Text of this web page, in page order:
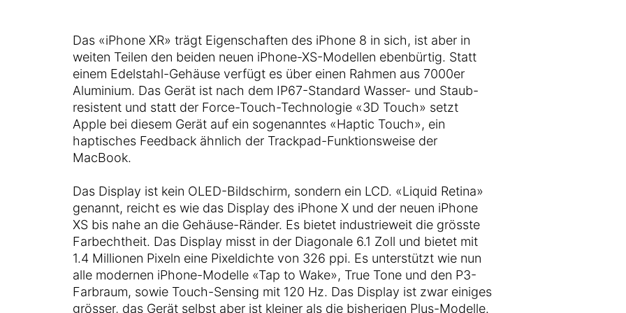
Das «iPhone XR» trägt Eigenschaften des iPhone 8 in sich, ist aber in
weiten Teilen den beiden neuen iPhone-XS-Modellen ebenbürtig. Statt
einem Edelstahl-Gehäuse verfügt es über einen Rahmen aus 7000er
Aluminium. Das Gerät ist nach dem IP67-Standard Wasser- und Staub-
resistent und statt der Force-Touch-Technologie «3D Touch» setzt
Apple bei diesem Gerät auf ein sogenanntes «Haptic Touch», ein
haptisches Feedback ähnlich der Trackpad-Funktionsweise der
MacBook.
Das Display ist kein OLED-Bildschirm, sondern ein LCD. «Liquid Retina»
genannt, reicht es wie das Display des iPhone X und der neuen iPhone
XS bis nahe an die Gehäuse-Ränder. Es bietet industrieweit die grösste
Farbechtheit. Das Display misst in der Diagonale 6.1 Zoll und bietet mit
1.4 Millionen Pixeln eine Pixeldichte von 326 ppi. Es unterstützt wie nun
alle modernen iPhone-Modelle «Tap to Wake», True Tone und den P3-
Farbraum, sowie Touch-Sensing mit 120 Hz. Das Display ist zwar einiges
grösser, das Gerät selbst aber ist kleiner als die bisherigen Plus-Modelle.